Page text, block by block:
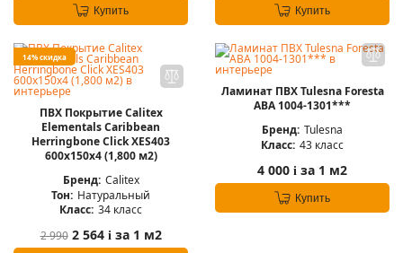
Купить Купить
14% скидка
ПВХ Покрытие Calitex
Elementals Caribbean
Herringbone Click XES403
600x150x4 (1,800 м2)
Бренд: Calitex
Тон: Натуральный
Класс: 34 класс
2 990 2 564 iза 1 м2
Ламинат ПВХ Tulesna Foresta
ABA 1004-1301***
Бренд: Tulesna
Класс: 43 класс
4 000 i за 1 м2
Купить